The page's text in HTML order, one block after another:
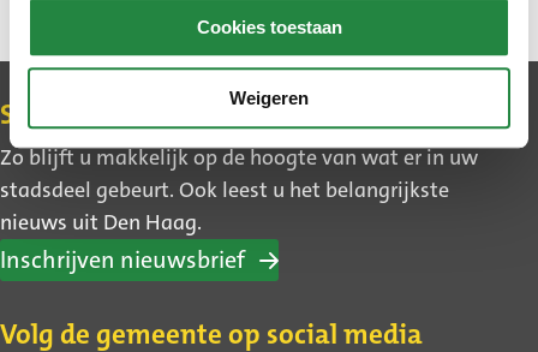
Cookies toestaan
Weigeren
Contact
Schrijf u in voor de nieuwsbrief
Zo blijft u makkelijk op de hoogte van wat er in uw
stadsdeel gebeurt. Ook leest u het belangrijkste
nieuws uit Den Haag.
Inschrijven nieuwsbrief
Volg de gemeente op social media